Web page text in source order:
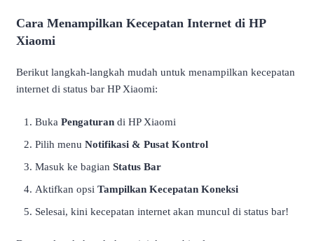
Cara Menampilkan Kecepatan Internet di HP
Xiaomi
Berikut langkah-langkah mudah untuk menampilkan kecepatan
internet di status bar HP Xiaomi:
BukaPengaturan di HP Xiaomi
Pilih menuNotifikasi & Pusat Kontrol
Masuk ke bagianStatus Bar
Aktifkan opsiTampilkan Kecepatan Koneksi
Selesai, kini kecepatan internet akan muncul di status bar!